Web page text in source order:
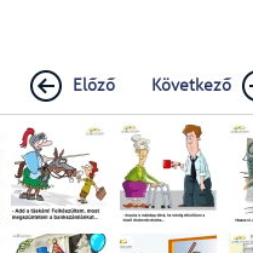
Előző Következő